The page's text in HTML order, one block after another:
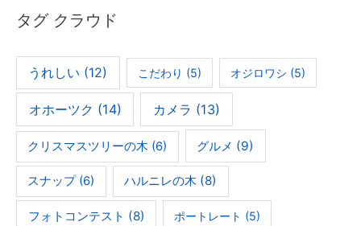
タグ クラウド
うれしい (12) こだわり (5) オジロワシ (5)
オホーツク (14) カメラ (13)
クリスマスツリーの木 (6) グルメ (9)
スナップ(6) ハルニレの木 (8)
フォトコンテスト (8) ポートレート (5)